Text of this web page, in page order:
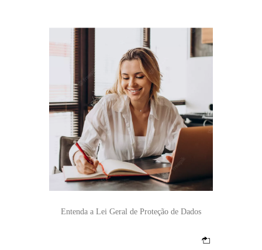
Entenda a Lei Geral de Proteção de Dados